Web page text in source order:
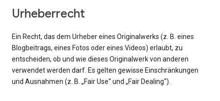
Urheberrecht
Ein Recht, das dem Urheber eines Originalwerks (z. B. eines
Blogbeitrags, eines Fotos oder eines Videos) erlaubt, zu
entscheiden, ob und wie dieses Originalwerk von anderen
verwendet werden darf. Es gelten gewisse Einschränkungen
und Ausnahmen (z. B. „Fair Use“ und „Fair Dealing“).